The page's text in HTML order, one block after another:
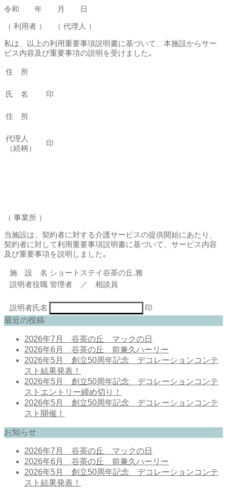
令和 年 月 日
（ 利用者 ） （ 代理人 ）
私は、以上の利用重要事項説明書に基づいて、本施設からサー
ビス内容及び重要事項の説明を受けました｡
住 所
氏 名 印
住 所
代理人
（続柄）
印
（ 事業所 ）
当施設は、契約者に対する介護サービスの提供開始にあたり、
契約者に対して利用重要事項説明書に基づいて、サービス内容
及び重要事項を説明しました｡
施 設 名 ショートステイ谷茶の丘.雅
説明者役職 管理者 ／ 相談員
説明者氏名
印
最近の投稿
2026年7月 谷茶の丘 マックの日
2026年6月 谷茶の丘 前兼久ハーリー
2026年5月 創立50周年記念 デコレーションコンテ
スト結果発表！
2026年5月 創立50周年記念 デコレーションコンテ
ストエントリー締め切り！
2026年5月 創立50周年記念 デコレーションコンテ
スト開催！
お知らせ
2026年7月 谷茶の丘 マックの日
2026年6月 谷茶の丘 前兼久ハーリー
2026年5月 創立50周年記念 デコレーションコンテ
スト結果発表！